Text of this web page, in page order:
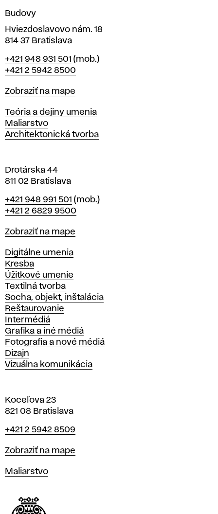
í
v
r
a
i
s
l
a
v
Budovy
Hviezdoslavovo nám. 18
814 37 Bratislava
Telefón
+421 948 931 501 (mob.)
+421 2 5942 8500
Mapa
Zobraziť na mape
Katedry
Teória a dejiny umenia
Maliarstvo
Architektonická tvorba
Drotárska 44
811 02 Bratislava
Telefón
+421 948 991 501 (mob.)
+421 2 6829 9500
Mapa
Zobraziť na mape
Katedry
Digitálne umenia
Kresba
Úžitkové umenie
Textilná tvorba
Socha, objekt, inštalácia
Reštaurovanie
Intermédiá
Grafika a iné médiá
Fotografia a nové médiá
Dizajn
Vizuálna komunikácia
Koceľova 23
821 08 Bratislava
Telefón
+421 2 5942 8509
Mapa
Zobraziť na mape
Katedry
Maliarstvo